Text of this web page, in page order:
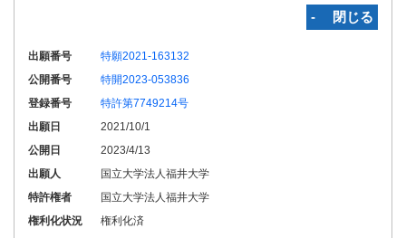
‐ 閉じる
出願番号
特願2021-163132
公開番号
特開2023-053836
登録番号
特許第7749214号
出願日
2021/10/1
公開日
2023/4/13
出願人
国立大学法人福井大学
特許権者
国立大学法人福井大学
権利化状況
権利化済